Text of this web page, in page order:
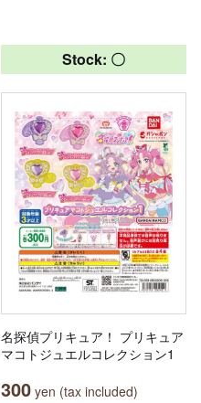
Stock: 〇
名探偵プリキュア！ プリキュア
マコトジュエルコレクション1
300 yen (tax included)